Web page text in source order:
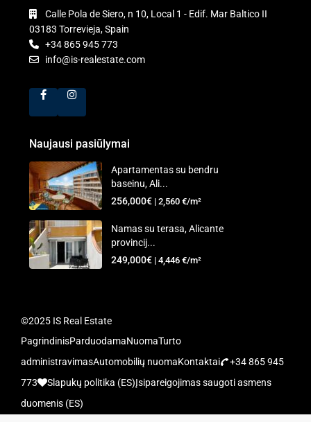
Calle Pola de Siero, n 10, Local 1 - Edif. Mar Baltico II
03183 Torrevieja, Spain
+34 865 945 773
info@is-realestate.com
Naujausi pasiūlymai
Apartamentas su bendru
baseinu, Ali...
256,000€ | 2,560 €/m²
Namas su terasa, Alicante
provincij...
249,000€ | 4,446 €/m²
©2025 IS Real Estate
PagrindinisParduodamaNuomaTurto
administravimasAutomobilių nuomaKontaktai
+34 865 945
773
Slapukų politika (ES)Įsipareigojimas saugoti asmens
duomenis (ES)